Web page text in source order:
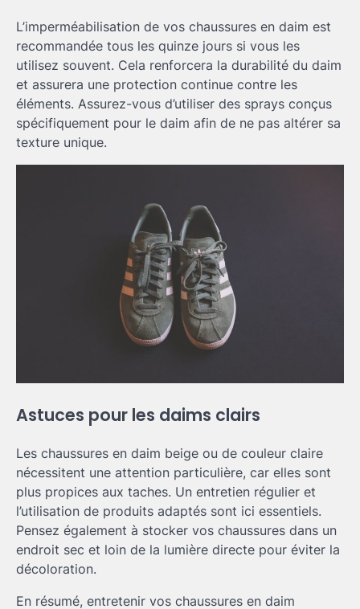
L’imperméabilisation de vos chaussures en daim est
recommandée tous les quinze jours si vous les
utilisez souvent. Cela renforcera la durabilité du daim
et assurera une protection continue contre les
éléments. Assurez-vous d’utiliser des sprays conçus
spécifiquement pour le daim afin de ne pas altérer sa
texture unique.
Astuces pour les daims clairs
Les chaussures en daim beige ou de couleur claire
nécessitent une attention particulière, car elles sont
plus propices aux taches. Un entretien régulier et
l’utilisation de produits adaptés sont ici essentiels.
Pensez également à stocker vos chaussures dans un
endroit sec et loin de la lumière directe pour éviter la
décoloration.
En résumé, entretenir vos chaussures en daim